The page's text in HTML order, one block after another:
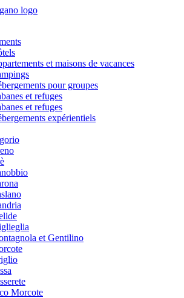
et maisons de vacances
pour groupes
et refuges
et refuges
expérientiels
et Gentilino
Morcote